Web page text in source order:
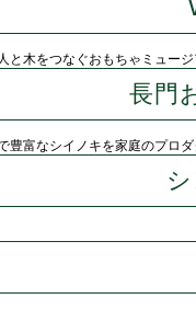
と木をつなぐおもちゃミュージ
長門
豊富なシイノキを家庭のプロ